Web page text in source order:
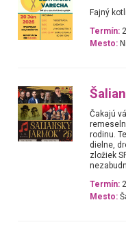
Fajný
Termín:
Mesto:
Čakajú
rodinu.
dielne,
zložiek
Termín:
Mesto: